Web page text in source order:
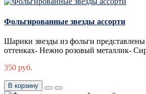
Фольгированные звезды ассорти
Шарики звезды из фольги
оттенках- Нежно розовый металлик-
350 руб.
В корзину